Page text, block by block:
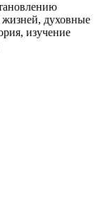
духовные
изучение